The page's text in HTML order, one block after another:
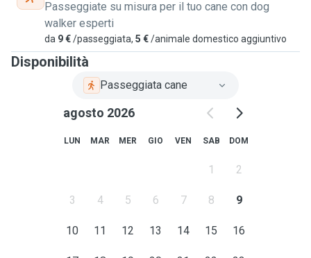
Passeggiate su misura per il tuo cane con dog
walker esperti
da 9 €/passeggiata, 5 €/animale domestico aggiuntivo
Disponibilità
Passeggiata cane
agosto 2026
LUN MAR MER GIO VEN SAB DOM
1 2
3 4 5 6 7 8 9
10 11 12 13 14 15 16